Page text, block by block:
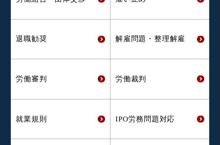
退職勧奨 解雇問題・ 整理解雇
労働審判 労働裁判
就業規則 IPO労務問題対応